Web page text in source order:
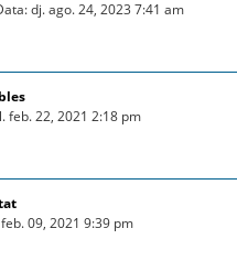
dj. ago. 24, 2023 7:41 am
feb. 22, 2021 2:18 pm
09, 2021 9:39 pm